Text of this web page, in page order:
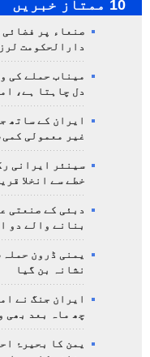
10 ممتاز خبریں
صنعاء پر
دارالحکومت
میناب حملے کی
دل چاہتا ہے،
ایران کے ساتھ
غیر معمولی
سینئر ایرانی
خطے سے انخلا
دبئی کے صنعتی
بنانے والے دو
یمنی ڈرون
نشانہ بن گیا
ایران جنگ نے
چھ ماہ بعد بھی
یمن کا بحیرۂ